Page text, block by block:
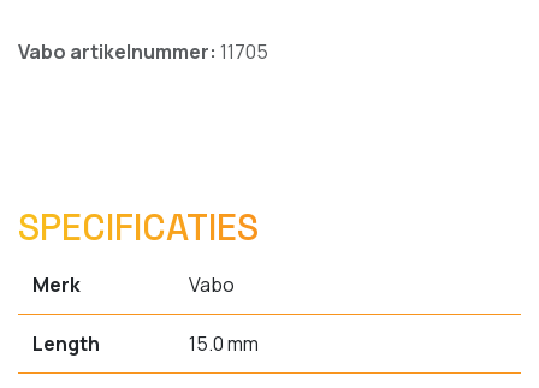
Vabo artikelnummer: 11705
SPECIFICATIES
Merk Vabo
Length 15.0 mm